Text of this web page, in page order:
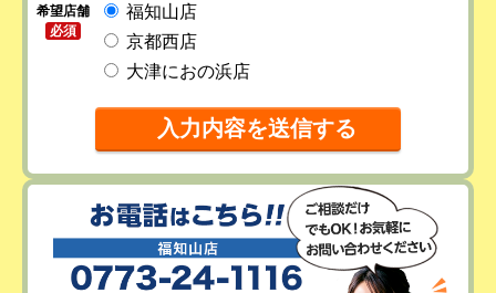
希望店舗
必須
福知山店
京都西店
大津におの浜店